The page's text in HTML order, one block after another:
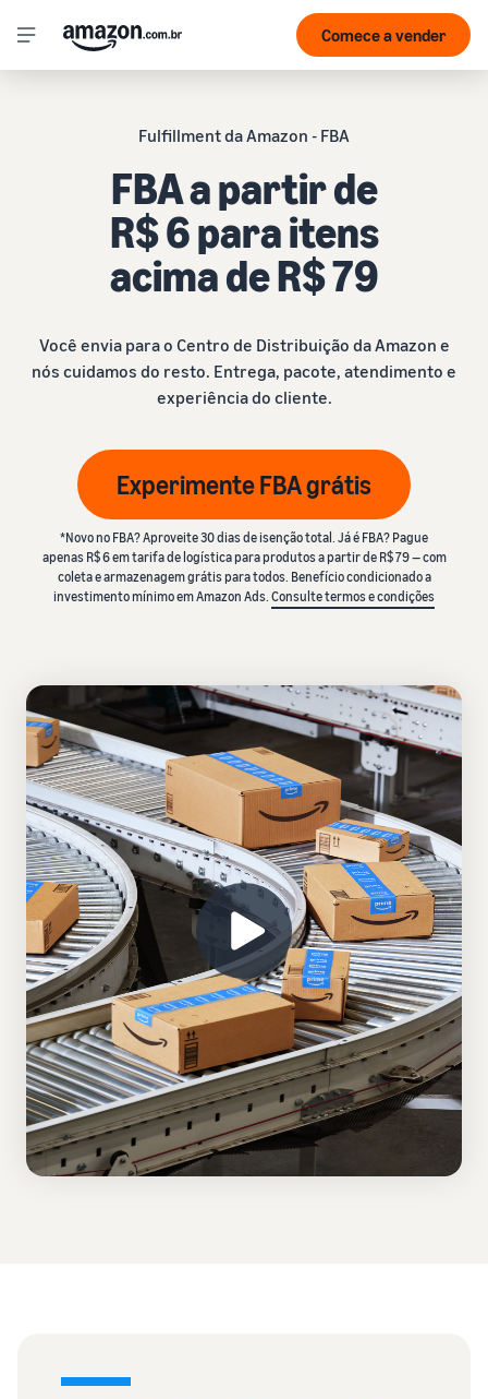
Comece a vender
Fulfillment da Amazon - FBA
FBA a partir de
R$ 6 para itens
acima de R$ 79
Você envia para o Centro de Distribuição da Amazon e
nós cuidamos do resto. Entrega, pacote, atendimento e
experiência do cliente.
Experimente FBA grátis
*Novo no FBA? Aproveite 30 dias de isenção total. Já é FBA? Pague
apenas R$ 6 em tarifa de logística para produtos a partir de R$ 79 — com
coleta e armazenagem grátis para todos. Benefício condicionado a
investimento mínimo em Amazon Ads. Consulte termos e condições